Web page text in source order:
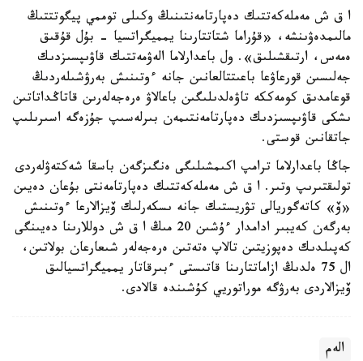
ا ق ش مەملەكەتتىك دەپارتامەنتىنىڭ وكىلى توممي پيگوتتتىڭ
مالىمدەۋىنشە، «قۇراما شتاتتارىنا يمميگراتسيا - بۇل قۇقىق
ەمەس، ارتىقشىلىق». ول باعدارلاما الەۋمەتتىك قاۋىپسىزدىك
جەلىسىن قورعاۋعا باعىتتالعانىن جانە ءوتىنىش بەرۋشىلەردىڭ
قوعامدىق كومەككە تاۋەلدىلىگىن باعالاۋ ەرەجەلەرىن قاتاڭداتاتىن
ىشكى قاۋىپسىزدىك دەپارتامەنتىمەن بىرلەسىپ جۇزەگە اسىرىلىپ
جاتقانىن قوستى.
جاڭا باعدارلاما ترامپ اكىمشىلىگى ەنگىزگەن باسقا شەكتەۋلەردى
تولىقتىرىپ وتىر. ا ق ش مەملەكەتتىك دەپارتامەنتى بۇعان دەيىن
«ۆ» كاتەگوريالى تۋريستىك جانە ىسكەرلىك ۆيزالارعا ءوتىنىش
بەرگەن كەيبىر ادامدار ءۇشىن 20 مىڭ ا ق ش دوللارىنا دەيىنگى
كەپىلدىك دەپوزيتىن تالاپ ەتەتىن ەرەجەلەر شىعارعان بولاتىن،
ال 75 ەلدىڭ ازاماتتارىنا قاتىستى ءبىرقاتار يمميگراتسيالىق
ۆيزالاردى بەرۋگە موراتوريي كۇشىندە قالادى.
الەم